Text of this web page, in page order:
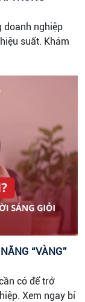
doanh nghiệp
suất. Khám
“VÀNG”
có để trở
Xem ngay bí